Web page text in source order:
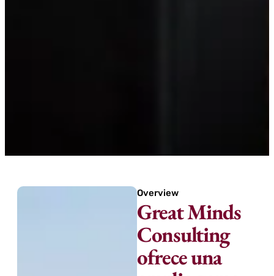
Overview
Great Minds
Consulting
ofrece una